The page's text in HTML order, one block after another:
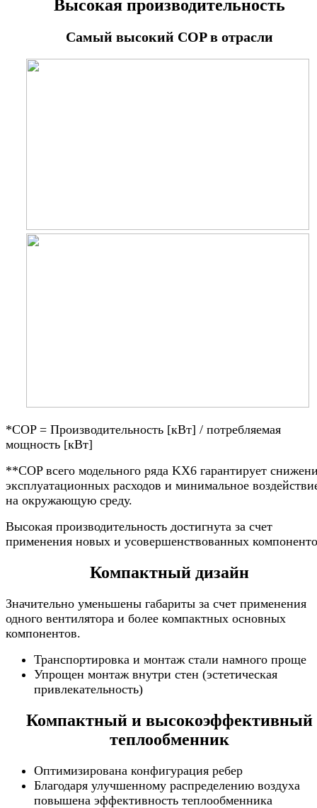
Высокая производительность
Самый высокий COP в отрасли
*COP = Производительность [кВт] / потребляемая
мощность [кВт]
**COP всего модельного ряда KX6 гарантирует
эксплуатационных расходов и минимальное
на окружающую среду.
Высокая производительность достигнута за счет
применения новых и усовершенствованных
Компактный дизайн
Значительно уменьшены габариты за счет применения
одного вентилятора и более компактных основных
компонентов.
Транспортировка и монтаж стали намного проще
Упрощен монтаж внутри стен (эстетическая
привлекательность)
Компактный и высокоэффективный
теплообменник
Оптимизирована конфигурация ребер
Благодаря улучшенному распределению воздуха
повышена эффективность теплообменника